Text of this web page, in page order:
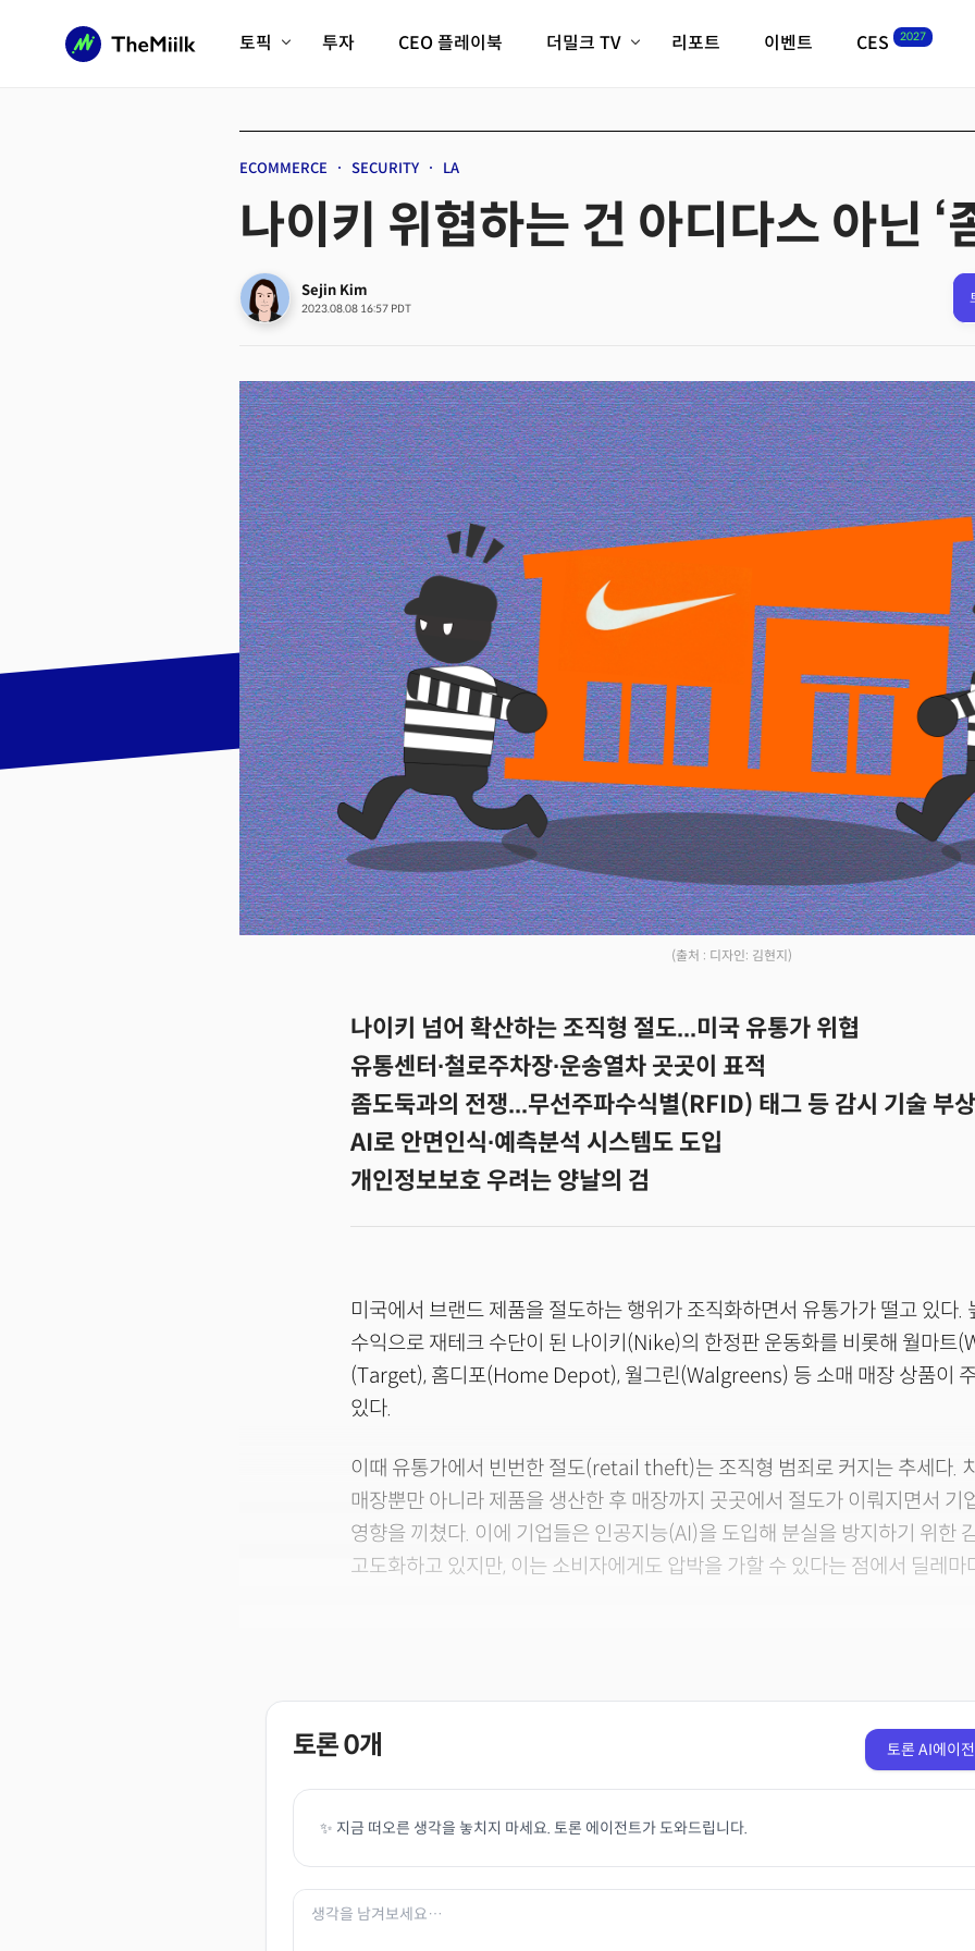
토픽
AX비즈니스혁명 미래 교육/직업
전체 기사 보기
투자 CEO 플레이북 더밀크 TV
크리스의 뉴욕 시그널
리포트 이벤트 CES 2027
필드 가이드
CES2027 with
ECOMMERCE SECURITY LA
나이키 위협하는 건 아디다스 아닌 ‘
Sejin Kim
2023.08.08 16:57 PDT
(출처 : 디자인: 김현지)
나이키 넘어 확산하는 조직형 절도...미국 유통가 위협
유통센터∙철로주차장∙운송열차 곳곳이 표적
좀도둑과의 전쟁...무선주파수식별(RFID) 태그 등 감시 기술 부상
AI로 안면인식∙예측분석 시스템도 도입
개인정보보호 우려는 양날의 검
미국에서 브랜드 제품을 절도하는 행위가 조직화하면서 유통가가 떨고 있다.
수익으로 재테크 수단이 된 나이키(Nike)의 한정판 운동화를 비롯해 월마트
(Target), 홈디포(Home Depot), 월그린(Walgreens) 등 소매 매장 상품이
있다.
이때 유통가에서 빈번한 절도(retail theft)는 조직형 범죄로 커지는 추세다.
매장뿐만 아니라 제품을 생산한 후 매장까지 곳곳에서 절도가 이뤄지면서 기
영향을 끼쳤다. 이에 기업들은 인공지능(AI)을 도입해 분실을 방지하기 위한
고도화하고 있지만, 이는 소비자에게도 압박을 가할 수 있다는 점에서 딜레마
토론0개 토론 AI에이
✨ 지금 떠오른 생각을 놓치지 마세요. 토론 에이전트가 도와드립니다.